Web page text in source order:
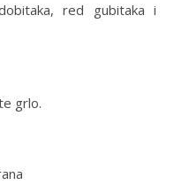
red gubitaka i
grlo.